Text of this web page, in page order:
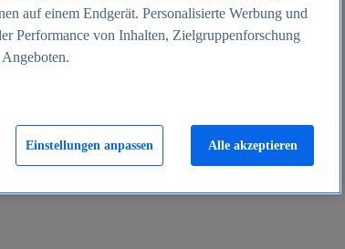
auf einem Endgerät. Personalisierte Werbung und
Performance von Inhalten, Zielgruppenforschung
Einstellungen anpassen Alle akzeptieren